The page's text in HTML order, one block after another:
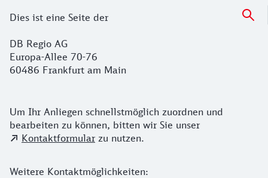
Kontakt DB Regio
Dies ist eine Seite der
DB Regio AG
Europa-Allee 70-76
60486 Frankfurt am Main
Kontaktmöglichkeiten
Um Ihr Anliegen schnellstmöglich zuordnen und
bearbeiten zu können, bitten wir Sie unser
Kontaktformular zu nutzen.
Weitere Kontaktmöglichkeiten: